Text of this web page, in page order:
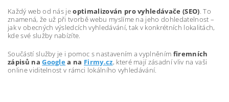
Každý web od nás jeoptimalizován pro vyhledávače (SEO). To
znamená, že už při tvorbě webu myslíme na jeho dohledatelnost –
jak v obecných výsledcích vyhledávání, tak v konkrétních lokalitách,
kde své služby nabízíte.
Součástí služby je i pomoc s nastavením a vyplněním firemních
zápisů naGooglea na Firmy.cz, které mají zásadní vliv na vaši
online viditelnost v rámci lokálního vyhledávání.